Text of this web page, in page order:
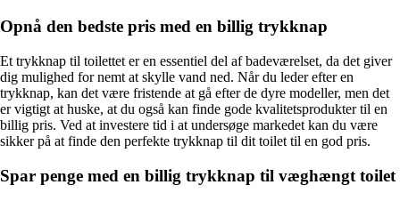
Opnå den bedste pris med en billig trykknap
Et trykknap til toilettet er en essentiel del af badeværelset, da det giver
dig mulighed for nemt at skylle vand ned. Når du leder efter en
trykknap, kan det være fristende at gå efter de dyre modeller, men det
er vigtigt at huske, at du også kan finde gode kvalitetsprodukter til en
billig pris. Ved at investere tid i at undersøge markedet kan du være
sikker på at finde den perfekte trykknap til dit toilet til en god pris.
Spar penge med en billig trykknap til væghængt toilet